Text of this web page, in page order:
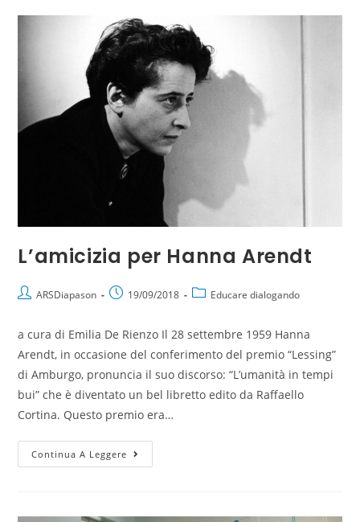
L’amicizia per Hanna Arendt
ARSDiapason 19/09/2018 Educare dialogando
a cura di Emilia De Rienzo Il 28 settembre 1959 Hanna
Arendt, in occasione del conferimento del premio “Lessing”
di Amburgo, pronuncia il suo discorso: “L’umanità in tempi
bui” che è diventato un bel libretto edito da Raffaello
Cortina. Questo premio era…
Continua A Leggere